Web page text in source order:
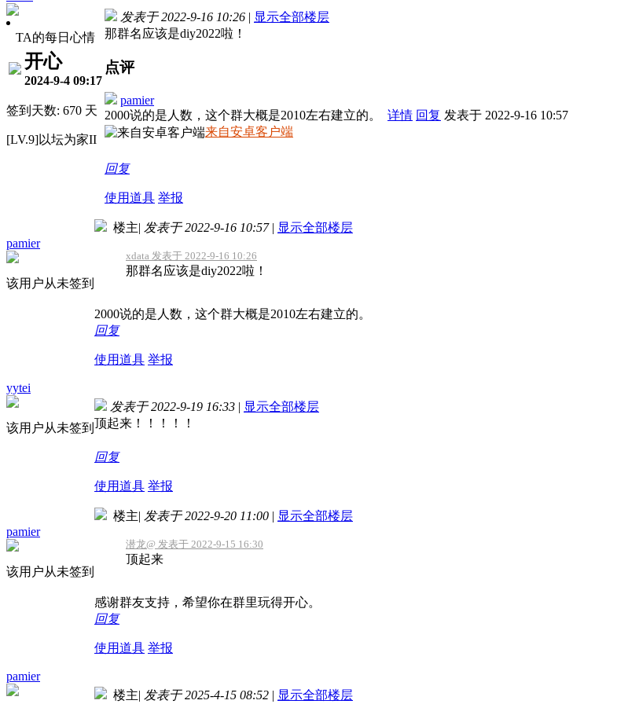
TA的每日心情
开心
2024-9-4 09:17
签到天数: 670 天
[LV.9]以坛为家II
发表于 2022-9-16 10:26 | 显示全部楼层
那群名应该是diy2022啦！
点评
pamier
2000说的是人数，这个群大概是2010左右建立的。 详情 回复 发表于 2022-9-16 10:57
来自安卓客户端
回复
使用道具 举报
pamier
该用户从未签到
楼主| 发表于 2022-9-16 10:57 | 显示全部楼层
xdata 发表于 2022-9-16 10:26
那群名应该是diy2022啦！
2000说的是人数，这个群大概是2010左右建立的。
回复
使用道具 举报
yytei
该用户从未签到
发表于 2022-9-19 16:33 | 显示全部楼层
顶起来！！！！！
回复
使用道具 举报
pamier
该用户从未签到
楼主| 发表于 2022-9-20 11:00 | 显示全部楼层
潜龙@ 发表于 2022-9-15 16:30
顶起来
感谢群友支持，希望你在群里玩得开心。
回复
使用道具 举报
pamier
楼主| 发表于 2025-4-15 08:52 | 显示全部楼层